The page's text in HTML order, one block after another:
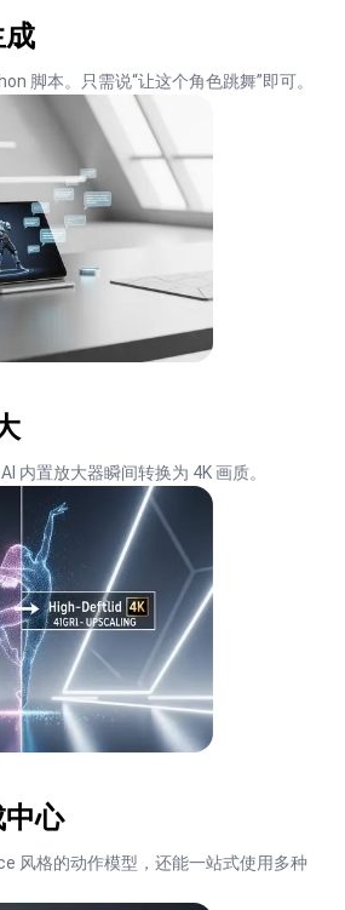
脚本。只需说“让这个角色跳舞”即可。
内置放大器瞬间转换为 4K 画质。
心
风格的动作模型，还能一站式使用多种